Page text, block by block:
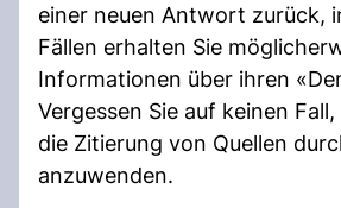
einer neuen Antwort zurück,
Fällen erhalten Sie
Informationen über ihren
Vergessen Sie auf keinen
die Zitierung von Quellen
anzuwenden.